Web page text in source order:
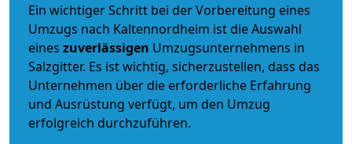
Ein wichtiger Schritt bei der Vorbereitung eines
Umzugs nach Kaltennordheim ist die Auswahl
eines zuverlässigen Umzugsunternehmens in
Salzgitter. Es ist wichtig, sicherzustellen, dass das
Unternehmen über die erforderliche Erfahrung
und Ausrüstung verfügt, um den Umzug
erfolgreich durchzuführen.